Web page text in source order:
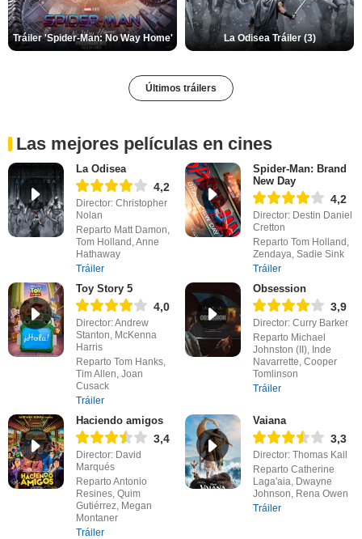
Tráiler 'Spider-Man: No Way Home' La Odisea Tráiler (3)
Últimos tráilers
Las mejores películas en cines
La Odisea
4,2
Director: Christopher
Nolan
Reparto Matt Damon,
Tom Holland, Anne
Hathaway
Tráiler
Spider-Man: Brand
New Day
4,2
Director: Destin Daniel
Cretton
Reparto Tom Holland,
Zendaya, Sadie Sink
Tráiler
Toy Story 5
4,0
Director: Andrew
Stanton, McKenna
Harris
Reparto Tom Hanks,
Tim Allen, Joan
Cusack
Tráiler
Obsession
3,9
Director: Curry Barker
Reparto Michael
Johnston (II), Inde
Navarrette, Cooper
Tomlinson
Tráiler
Haciendo amigos
3,4
Director: David
Marqués
Reparto Antonio
Resines, Quim
Gutiérrez, Megan
Montaner
Tráiler
Vaiana
3,3
Director: Thomas Kail
Reparto Catherine
Laga'aia, Dwayne
Johnson, Rena Owen
Tráiler